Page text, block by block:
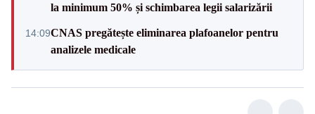
la minimum 50% și schimbarea legii salarizării
14:09CNAS pregătește eliminarea plafoanelor pentru
analizele medicale